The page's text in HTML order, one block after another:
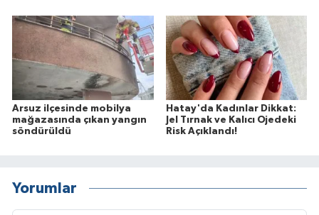
Arsuz ilçesinde mobilya
mağazasında çıkan yangın
söndürüldü
Hatay'da Kadınlar Dikkat:
Jel Tırnak ve Kalıcı Ojedeki
Risk Açıklandı!
Yorumlar